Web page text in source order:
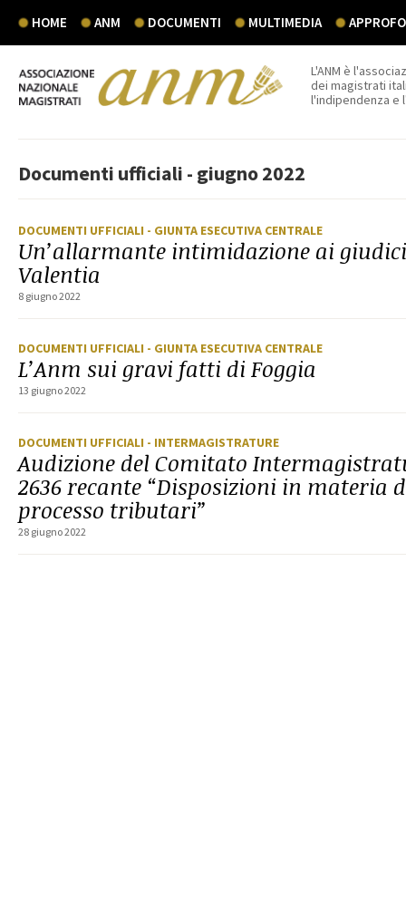
HOME ANM DOCUMENTI MULTIMEDIA
L'ANM è
dei magistrati
l'indipendenza e
Documenti ufficiali - giugno 2022
DOCUMENTI UFFICIALI - GIUNTA ESECUTIVA CENTRALE
Un’allarmante intimidazione ai
Valentia
8 giugno 2022
DOCUMENTI UFFICIALI - GIUNTA ESECUTIVA CENTRALE
L’Anm sui gravi fatti di Foggia
13 giugno 2022
DOCUMENTI UFFICIALI - INTERMAGISTRATURE
Audizione del Comitato
2636 recante “Disposizioni in materia
processo tributari”
28 giugno 2022